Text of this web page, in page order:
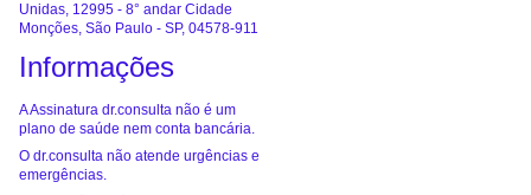
Unidas, 12995 - 8° andar Cidade
Monções, São Paulo - SP, 04578-911
Informações
A Assinatura dr.consulta não é um
plano de saúde nem conta bancária.
O dr.consulta não atende urgências e
emergências.